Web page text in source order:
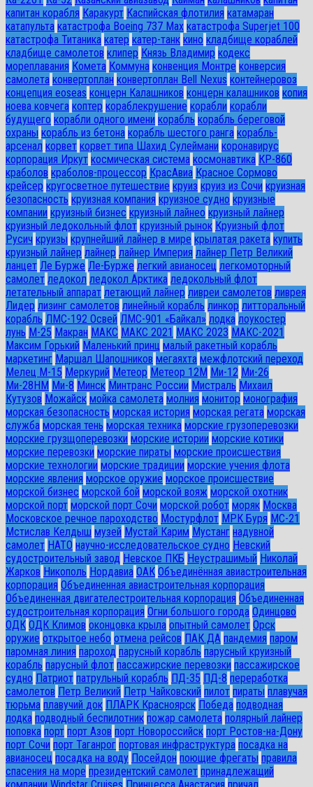
капитан корабля Каракурт Каспийская флотилия катамаран
катапульта катастрофа Boeing 737 Max катастрофа Superjet 100
катастрофа Титаника катер катер-танк кино кладбище кораблей
кладбище самолетов клипер Князь Владимир кодекс
мореплавания Комета Коммуна конвенция Монтре конверсия
самолета конвертоплан конвертоплан Bell Nexus контейнеровоз
концепция eoseas концерн Калашников концерн калашников копия
ноева ковчега коптер кораблекрушение корабли корабли
будущего корабли одного имени корабль корабль береговой
охраны корабль из бетона корабль шестого ранга корабль-
арсенал корвет корвет типа Шахид Сулеймани коронавирус
корпорация Иркут космическая система космонавтика КР-860
краболов краболов-процессор КрасАвиа Красное Сормово
крейсер кругосветное путешествие круиз круиз из Сочи круизная
безопасность круизная компания круизное судно круизные
компании круизный бизнес круизный лайнео круизный лайнер
круизный ледокольный флот круизный рынок Круизный флот
Русич круизы крупнейший лайнер в мире крылатая ракета купить
круизный лайнер лайнер лайнер Империя лайнер Петр Великий
ланцет Ле Бурже Ле-Бурже легкий авианосец легкомоторный
самолет ледокол ледокол Арктика ледокольный флот
летательный аппарат летающий лайнер ливреи самолетов ливрея
Лидер лизинг самолетов линейный корабль линкор литторальный
корабль ЛМС-192 Освей ЛМС-901 «Байкал» лодка лоукостер
лунь М-25 Макран МАКС МАКС 2021 МАКС 2023 МАКС-2021
Максим Горький Маленький принц малый ракетный корабль
маркетинг Маршал Шапошников мегаяхта межфлотский переход
Мелец М-15 Меркурий Метеор Метеор 12М Ми-12 Ми-26
Ми-28HM Ми-8 Минск Минтранс России Мистраль Михаил
Кутузов Можайск мойка самолета молния монитор монография
морская безопасность морская история морская регата морская
служба морская тень морская техника морские грузоперевозки
морские грузщоперевозки морские истории морские котики
морские перевозки морские пираты морские происшествия
морские технологии морские традиции морские учения флота
морские явления морское оружие морское происшествие
морской бизнес морской бой морской вояж морской охотник
морской порт морской порт Сочи морской робот моряк Москва
Московское речное пароходство Мостурфлот МРК Буря МС-21
Мстислав Келдыш музей Мустай Карим Мустанг надувной
самолет НАТО научно-исследовательское судно Невский
судостроительный завод Невское ПКБ Неустрашимый Николай
Жарков Никополь Нордавиа ОАК Объединённая авиастроительная
корпорация Объединенная авиастроительная корпорация
Объединенная двигателестроительная корпорация Объединенная
судостроительная корпорация Огни большого города Одинцово
ОДК ОДК Климов оконцовка крыла опытный самолет Орск
оружие открытое небо отмена рейсов ПАК ДА пандемия паром
паромная линия пароход парусный корабль парусный круизный
корабль парусный флот пассажирские перевозки пассажирское
судно Патриот патрульный корабль ПД-35 ПД-8 переработка
самолетов Петр Великий Петр Чайковский пилот пираты плавучая
тюрьма плавучий док ПЛАРК Красноярск Победа подводная
лодка подводный беспилотник пожар самолета полярный лайнер
поповка порт порт Азов порт Новороссийск порт Ростов-на-Дону
порт Сочи порт Таганрог портовая инфраструктура посадка на
авианосец посадка на воду Посейдон поющие фрегаты правила
спасения на море президентский самолет принадлежащий